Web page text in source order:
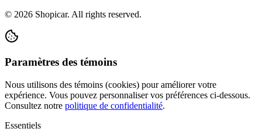
© 2026 Shopicar. All rights reserved.
Paramètres des témoins
Nous utilisons des témoins (cookies) pour améliorer votre
expérience. Vous pouvez personnaliser vos préférences ci-dessous.
Consultez notre politique de confidentialité.
Essentiels